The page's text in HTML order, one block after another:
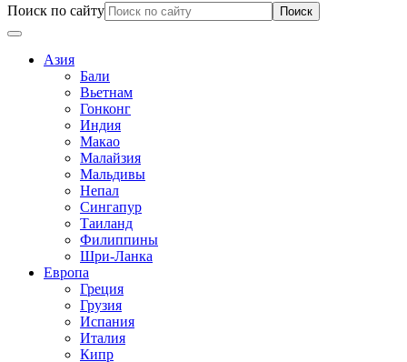
Поиск по сайту
Азия
Бали
Вьетнам
Гонконг
Индия
Макао
Малайзия
Мальдивы
Непал
Сингапур
Таиланд
Филиппины
Шри-Ланка
Европа
Греция
Грузия
Испания
Италия
Кипр